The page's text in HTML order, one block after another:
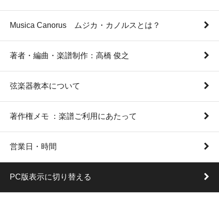
Musica Canorus ムジカ・カノルスとは？
著者・編曲・楽譜制作：高橋 俊之
弦楽器教本について
著作権メモ ：楽譜ご利用にあたって
営業日・時間
PC版表示に切り替える